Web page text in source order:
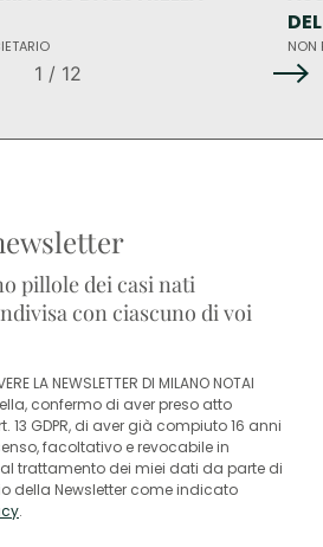
NON
1 / 12
pillole dei casi nati
con ciascuno di voi
LA NEWSLETTER DI MILANO NOTAI
confermo di aver preso atto
13 GDPR, di aver già compiuto 16 anni
facoltativo e revocabile in
trattamento dei miei dati da parte di
della Newsletter come indicato
.